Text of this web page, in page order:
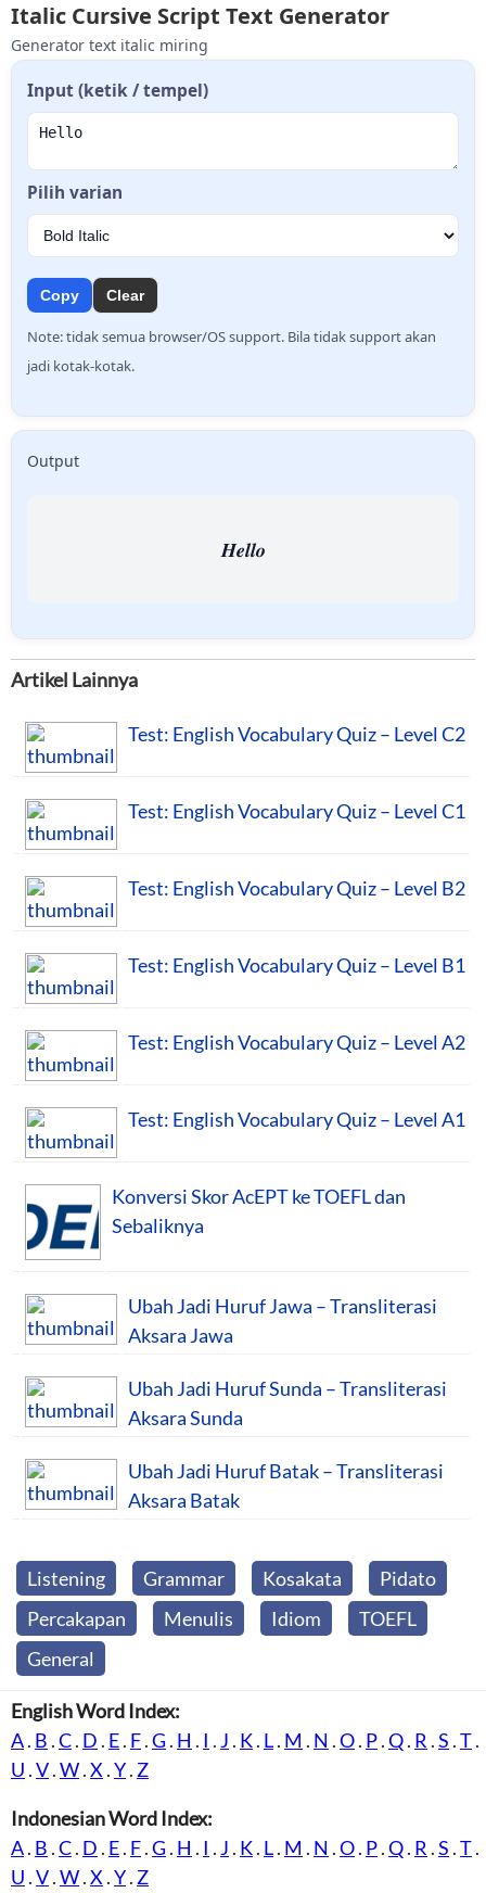
Italic Cursive Script Text Generator
Generator text italic miring
Input (ketik / tempel)
Pilih varian
Copy Clear
Note: tidak semua browser/OS support. Bila tidak support akan
jadi kotak-kotak.
Output
𝑯𝒆𝒍𝒍𝒐
Artikel Lainnya
Test: English Vocabulary Quiz – Level C2
Test: English Vocabulary Quiz – Level C1
Test: English Vocabulary Quiz – Level B2
Test: English Vocabulary Quiz – Level B1
Test: English Vocabulary Quiz – Level A2
Test: English Vocabulary Quiz – Level A1
Konversi Skor AcEPT ke TOEFL dan
Sebaliknya
Ubah Jadi Huruf Jawa – Transliterasi
Aksara Jawa
Ubah Jadi Huruf Sunda – Transliterasi
Aksara Sunda
Ubah Jadi Huruf Batak – Transliterasi
Aksara Batak
Listening Grammar Kosakata
Pidato
Percakapan
Menulis Idiom
TOEFL
General
English Word Index:
A. B .C. D . E. F.G. H . I . J . K. L. M . N .O. P.Q. R .S .T.
U .V.W.X .Y. Z
Indonesian Word Index:
A. B .C. D . E. F.G. H . I . J . K. L. M . N .O. P.Q. R .S .T.
U .V.W.X .Y. Z